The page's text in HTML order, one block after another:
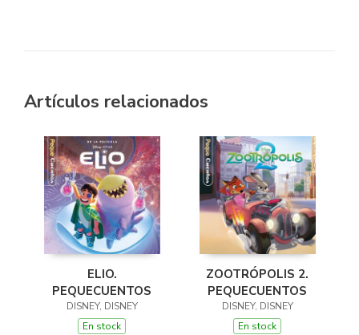
Artículos relacionados
ELIO.
PEQUECUENTOS
DISNEY, DISNEY
En stock
ZOOTRÓPOLIS 2.
PEQUECUENTOS
DISNEY, DISNEY
En stock